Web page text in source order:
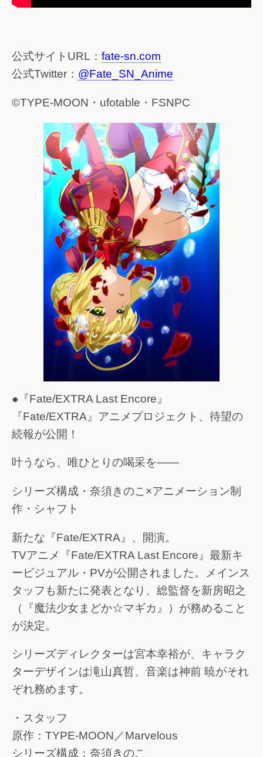
公式サイトURL： fate-sn.com
公式Twitter： @Fate_SN_Anime
©TYPE-MOON・ufotable・FSNPC
●『Fate/EXTRA Last Encore』
『Fate/EXTRA』アニメプロジェクト、待望の
続報が公開！
叶うなら、唯ひとりの喝采を――
シリーズ構成・奈須きのこ×アニメーション制
作・シャフト
新たな『Fate/EXTRA』、開演。
TVアニメ『Fate/EXTRA Last Encore』最新キ
ービジュアル・PVが公開されました。メインス
タッフも新たに発表となり、総監督を新房昭之
（『魔法少女まどか☆マギカ』）が務めること
が決定。
シリーズディレクターは宮本幸裕が、キャラク
ターデザインは滝山真哲、音楽は神前 暁がそれ
ぞれ務めます。
・スタッフ
原作：TYPE-MOON／Marvelous
シリーズ構成：奈須きのこ